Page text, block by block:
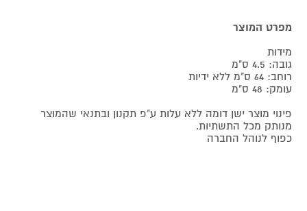
מפרט המוצר
מידות
גובה: 4.5 ס"מ
רוחב: 64 ס"מ ללא ידיות
עומק: 48 ס"מ
פינוי מוצר ישן דומה ללא עלות ע"פ תקנון ובתנאי שהמוצר
מנותק מכל התשתיות.
כפוף לנוהל החברה